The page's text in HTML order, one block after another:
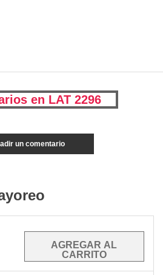
en LAT 2296
un comentario